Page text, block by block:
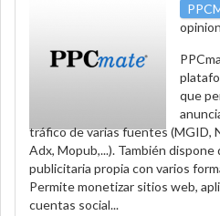
que
tráfico de varias fuentes (MGID,
Adx, Mopub,...). También
publicitaria propia con varios
Permite monetizar sitios web,
cuentas social...